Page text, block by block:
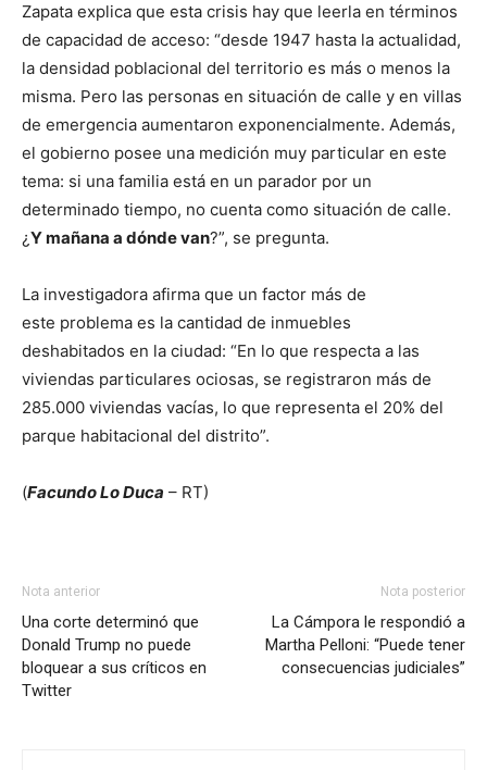
Zapata explica que esta crisis hay que leerla en términos
de capacidad de acceso: “desde 1947 hasta la actualidad,
la densidad poblacional del territorio es más o menos la
misma. Pero las personas en situación de calle y en villas
de emergencia aumentaron exponencialmente. Además,
el gobierno posee una medición muy particular en este
tema: si una familia está en un parador por un
determinado tiempo, no cuenta como situación de calle.
¿Y mañana a dónde van?”, se pregunta.
La investigadora afirma que un factor más de
este problema es la cantidad de inmuebles
deshabitados en la ciudad: “En lo que respecta a las
viviendas particulares ociosas, se registraron más de
285.000 viviendas vacías, lo que representa el 20% del
parque habitacional del distrito”.
(Facundo Lo Duca – RT)
Nota anterior
Una corte determinó que
Donald Trump no puede
bloquear a sus críticos en
Twitter
Nota posterior
La Cámpora le respondió a
Martha Pelloni: “Puede tener
consecuencias judiciales”